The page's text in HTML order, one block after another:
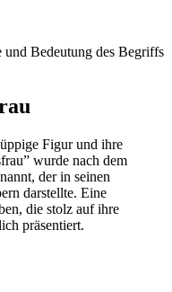
Bedeutung des Begriffs
Figur und ihre
wurde nach dem
der in seinen
darstellte. Eine
die stolz auf ihre
präsentiert.